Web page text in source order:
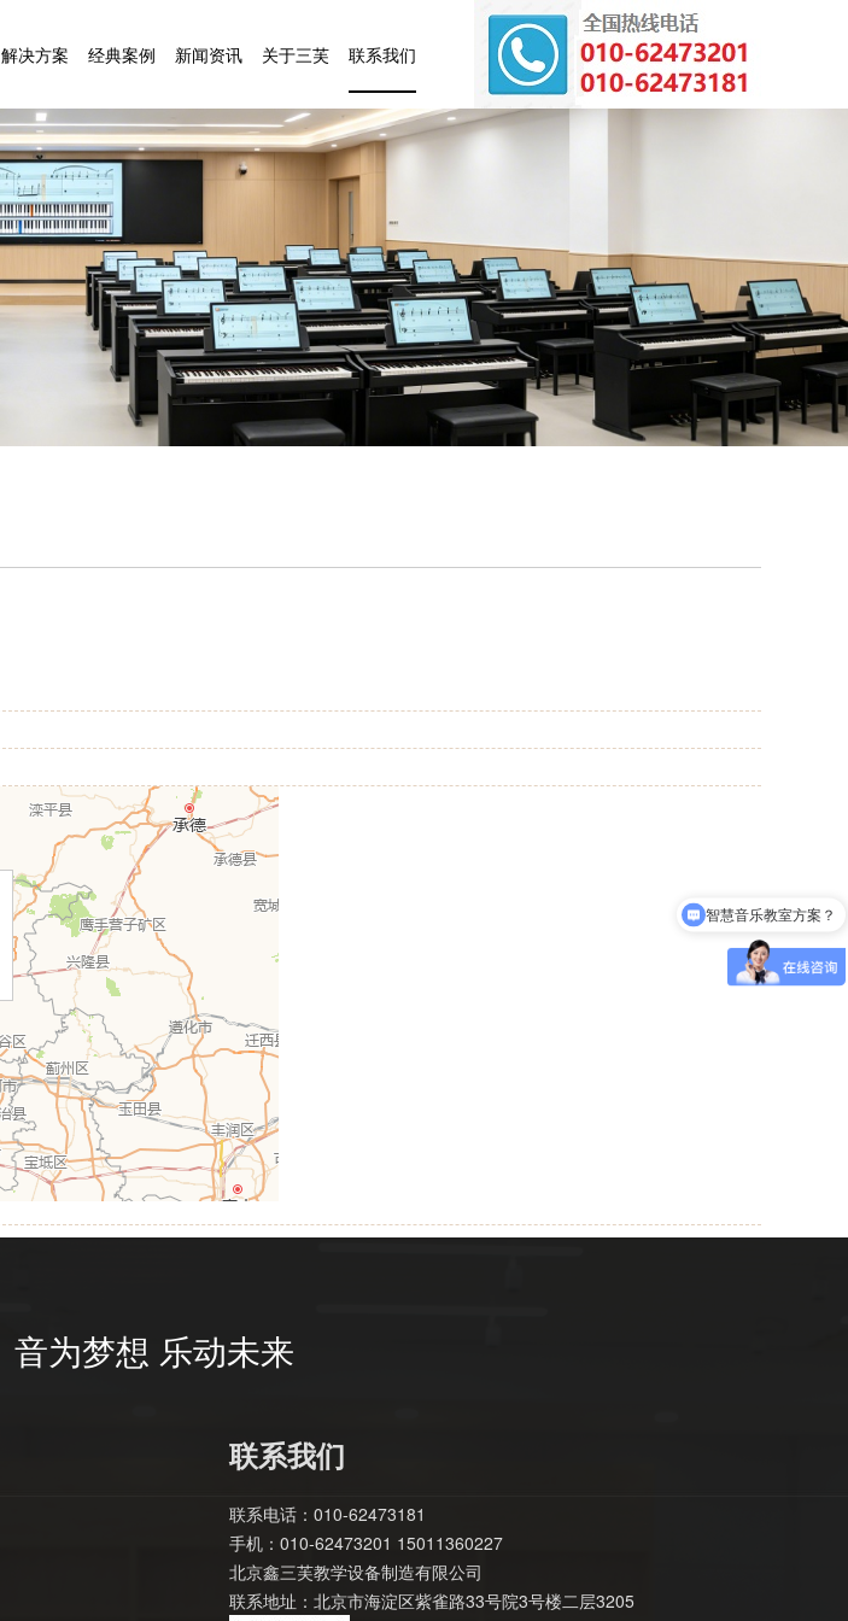
解决方案 经典案例 新闻资讯 关于三芙 联系我们
音为梦想 乐动未来
联系我们
联系电话：010-62473181
手机：010-62473201 15011360227
北京鑫三芙教学设备制造有限公司
联系地址：北京市海淀区紫雀路33号院3号楼二层3205
智慧音乐教室方案？